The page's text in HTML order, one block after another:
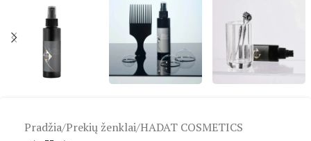
Pradžia/Prekių ženklai/HADAT COSMETICS